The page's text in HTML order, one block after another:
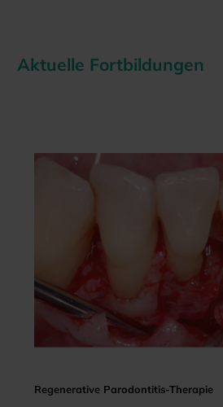
Aktuelle Fortbildungen
Regenerative Parodontitis-Therapie